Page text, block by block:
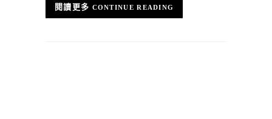
CONTINUE READING